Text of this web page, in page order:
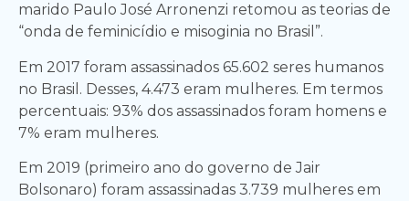
marido Paulo José Arronenzi retomou as teorias de
“onda de feminicídio e misoginia no Brasil”.
Em 2017 foram assassinados 65.602 seres humanos
no Brasil. Desses, 4.473 eram mulheres. Em termos
percentuais: 93% dos assassinados foram homens e
7% eram mulheres.
Em 2019 (primeiro ano do governo de Jair
Bolsonaro) foram assassinadas 3.739 mulheres em